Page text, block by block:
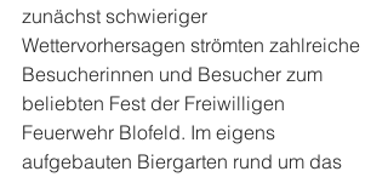
zunächst schwieriger
Wettervorhersagen strömten zahlreiche
Besucherinnen und Besucher zum
beliebten Fest der Freiwilligen
Feuerwehr Blofeld. Im eigens
aufgebauten Biergarten rund um das